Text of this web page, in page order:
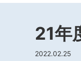
21年
2022.02.25